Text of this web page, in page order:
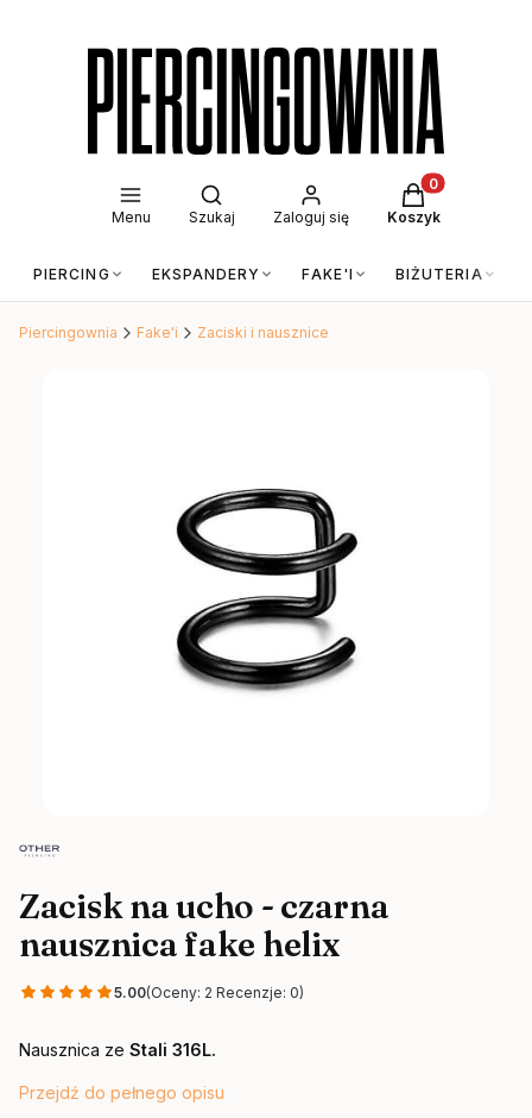
Menu
Otwórz wyszukiwarkę
Szukaj Zaloguj się
Produkty w
Koszyk
PIERCING EKSPANDERY FAKE'I BIŻUTERIA
Piercingownia Fake'i Zaciski i nausznice
Zacisk na ucho - czarna
nausznica fake helix
5.00(Oceny: 2 Recenzje: 0)
Nausznica ze Stali 316L.
Przejdź do pełnego opisu